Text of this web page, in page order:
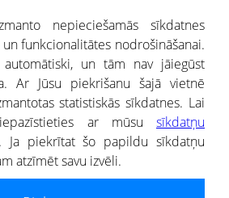
Dzimtas koks
Uzņēmumu atlase
Monitorings
par ārvalstu uzņēmumiem
nepieciešamās sīkdatnes
funkcionalitātes nodrošināšanai.
un tām nav jāiegūst
Ar Jūsu piekrišanu šajā vietnē
statistiskās sīkdatnes. Lai
ar mūsu sīkdatņu
. Ja piekrītat šo papildu sīkdatņu
atzīmēt savu izvēli.